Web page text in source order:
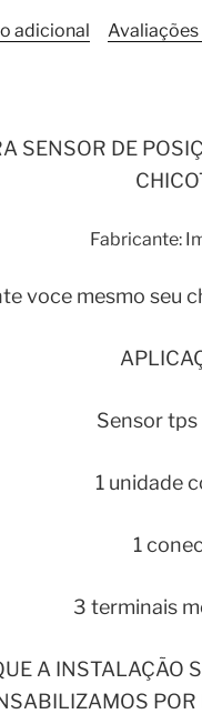
adicional Avaliações
SENSOR DE
Fabricante:
voce mesmo seu
Sensor tps
1 unidade
1
3 terminais
A INSTALAÇÃO